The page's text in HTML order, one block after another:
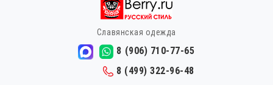
Славянская одежда
8 (906) 710-77-65
8 (499) 322-96-48